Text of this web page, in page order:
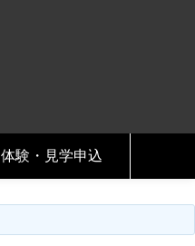
体験・見学申込